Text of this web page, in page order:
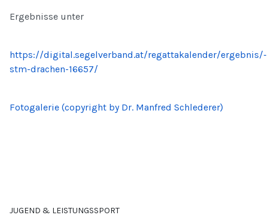
Ergebnisse unter
https://digital.segelverband.at/regattakalender/ergebnis/-
stm-drachen-16657/
Fotogalerie (copyright by Dr. Manfred Schlederer)
JUGEND & LEISTUNGSSPORT